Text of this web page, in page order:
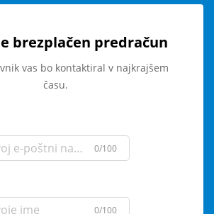
brezplačen predračun
vas bo kontaktiral v najkrajšem
času.
0/100
0/100